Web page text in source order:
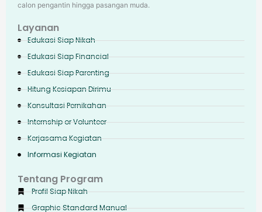
calon pengantin hingga pasangan muda.
Layanan
Edukasi Siap Nikah
Edukasi Siap Financial
Edukasi Siap Parenting
Hitung Kesiapan Dirimu
Konsultasi Pernikahan
Internship or Volunteer
Kerjasama Kegiatan
Informasi Kegiatan
Tentang Program
Profil Siap Nikah
Graphic Standard Manual